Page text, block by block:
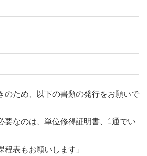
のため、以下の書類の発行をお願いで
要なのは、単位修得証明書、1通でい
程表もお願いします」